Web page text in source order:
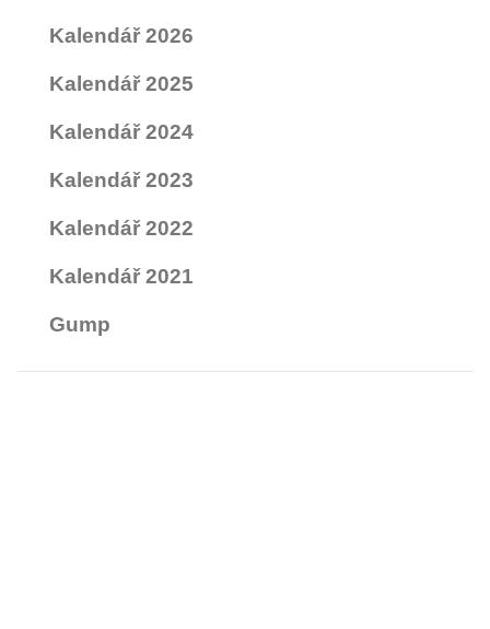
Kalendář 2026
Kalendář 2025
Kalendář 2024
Kalendář 2023
Kalendář 2022
Kalendář 2021
Gump